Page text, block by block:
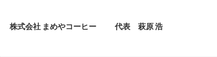
株式会社 まめやコーヒー 代表 萩原 浩